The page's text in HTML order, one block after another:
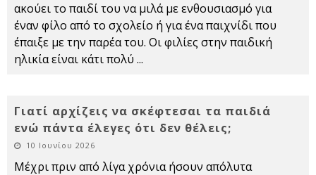
ακούει το παιδί του να μιλά με ενθουσιασμό για
έναν φίλο από το σχολείο ή για ένα παιχνίδι που
έπαιξε με την παρέα του. Οι φιλίες στην παιδική
ηλικία είναι κάτι πολύ ...
Γιατί αρχίζεις να σκέφτεσαι τα παιδιά
ενώ πάντα έλεγες ότι δεν θέλεις;
10 Ιουνίου 2026
Μέχρι πριν από λίγα χρόνια ήσουν απόλυτα